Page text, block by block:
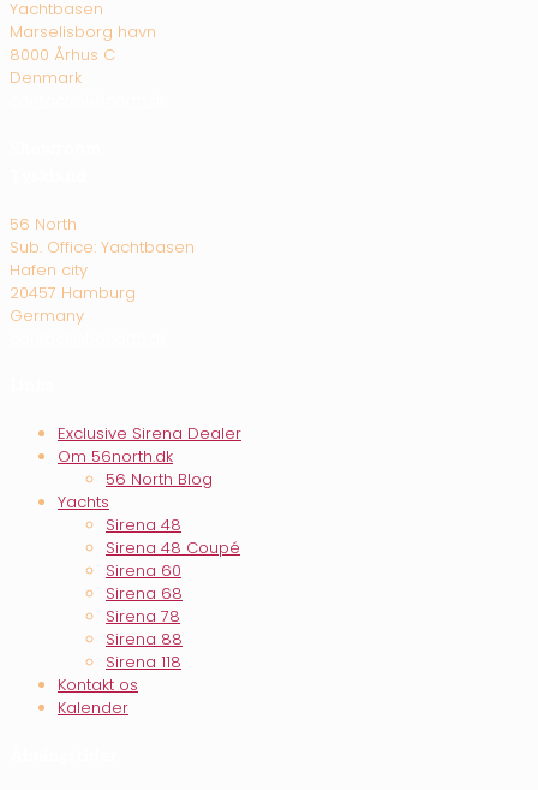
Yachtbasen
Marselisborg havn
8000 Århus C
Denmark
56 North
Sub. Office: Yachtbasen
Hafen city
20457 Hamburg
Germany
Exclusive Sirena Dealer
Om 56north.dk
56 North Blog
Yachts
Sirena 48
Sirena 48 Coupé
Sirena 60
Sirena 68
Sirena 78
Sirena 88
Sirena 118
Kontakt os
Kalender